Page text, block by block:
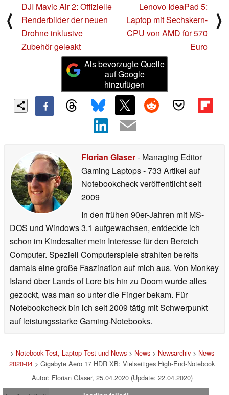
⟨
DJI Mavic Air 2: Offizielle
Renderbilder der neuen
Drohne inklusive
Zubehör geleakt
Lenovo IdeaPad 5:
Laptop mit Sechskern-
CPU von AMD für 570
Euro
⟩
Als bevorzugte Quelle
auf Google
hinzufügen
Florian Glaser- Managing Editor
Gaming Laptops- 733 Artikel auf
Notebookcheck veröffentlichtseit
2009
In den frühen 90er-Jahren mit MS-
DOS und Windows 3.1 aufgewachsen, entdeckte ich
schon im Kindesalter mein Interesse für den Bereich
Computer. Speziell Computerspiele strahlten bereits
damals eine große Faszination auf mich aus. Von Monkey
Island über Lands of Lore bis hin zu Doom wurde alles
gezockt, was man so unter die Finger bekam. Für
Notebookcheck bin ich seit 2009 tätig mit Schwerpunkt
auf leistungsstarke Gaming-Notebooks.
> Notebook Test, Laptop Test und News> News> Newsarchiv> News
2020-04 > Gigabyte Aero 17 HDR XB: Vielseitiges High-End-Notebook
Autor: Florian Glaser, 25.04.2020 (Update: 22.04.2020)